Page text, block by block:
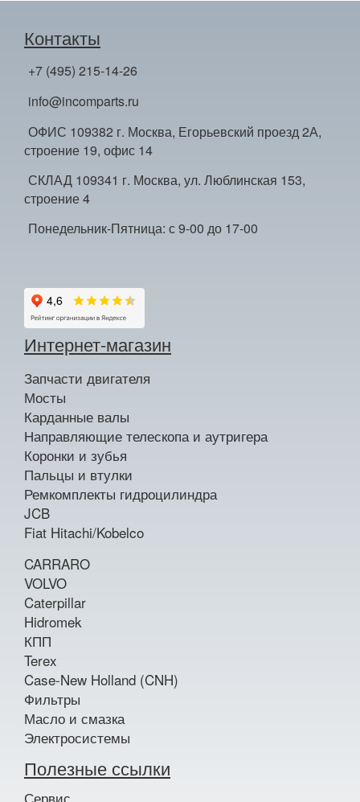
Контакты
+7 (495) 215-14-26
info@incomparts.ru
ОФИС 109382 г. Москва, Егорьевский проезд 2А,
строение 19, офис 14
СКЛАД 109341 г. Москва, ул. Люблинская 153,
строение 4
Понедельник-Пятница: с 9-00 до 17-00
Интернет-магазин
Запчасти двигателя
Мосты
Карданные валы
Направляющие телескопа и аутригера
Коронки и зубья
Пальцы и втулки
Ремкомплекты гидроцилиндра
JCB
Fiat Hitachi/Kobelco
CARRARO
VOLVO
Caterpillar
Hidromek
КПП
Terex
Case-New Holland (CNH)
Фильтры
Масло и смазка
Электросистемы
Полезные ссылки
Сервис